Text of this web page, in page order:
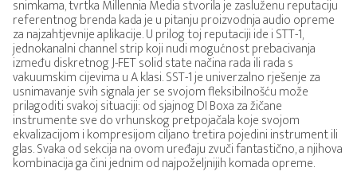
snimkama, tvrtka Millennia Media stvorila je zasluženu reputaciju
referentnog brenda kada je u pitanju proizvodnja audio opreme
za najzahtjevnije aplikacije. U prilog toj reputaciji ide i STT-1,
jednokanalni channel strip koji nudi mogućnost prebacivanja
između diskretnog J-FET solid state načina rada ili rada s
vakuumskim cijevima u A klasi. SST-1 je univerzalno rješenje za
usnimavanje svih signala jer se svojom fleksibilnošću može
prilagoditi svakoj situaciji: od sjajnog DI Boxa za žičane
instrumente sve do vrhunskog pretpojačala koje svojom
ekvalizacijom i kompresijom ciljano tretira pojedini instrument ili
glas. Svaka od sekcija na ovom uređaju zvuči fantastično, a njihova
kombinacija ga čini jednim od najpoželjnijih komada opreme.